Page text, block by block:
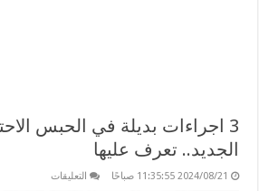
3 اجراءات بديلة في الحبس
الجديد.. تعرف عليها
2024/08/21 11:35:55 صباحًا التعليقات